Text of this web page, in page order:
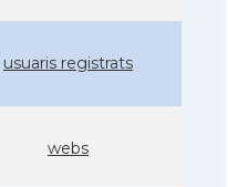
usuaris registrats
webs